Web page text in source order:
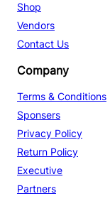
Shop
Vendors
Contact Us
Company
Terms & Conditions
Sponsers
Privacy Policy
Return Policy
Executive
Partners